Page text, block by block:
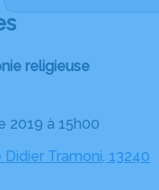
religieuse
2019 à 15h00
Didier Tramoni, 13240